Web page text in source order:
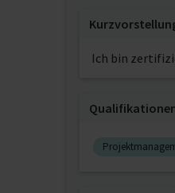
Ich bin